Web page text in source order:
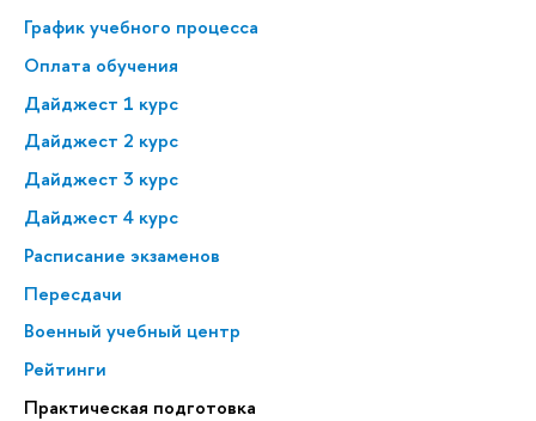
График учебного процесса
Оплата обучения
Дайджест 1 курс
Дайджест 2 курс
Дайджест 3 курс
Дайджест 4 курс
Расписание экзаменов
Пересдачи
Военный учебный центр
Рейтинги
Практическая подготовка